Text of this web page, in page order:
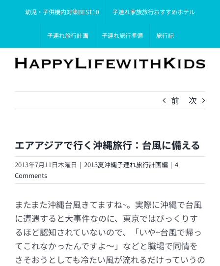
幼児・子供機内対策BEST10 子連れ家族旅行おすすめホテル
子連れ旅行計画 子連れ旅行準備 旅行記
前 次
エアアジアで行く沖縄旅行：台風に備える
2013年7月11日木曜日 | 2013夏沖縄子連れ旅行計画編 | 4
Comments
またまた沖縄台風きてますね~。実際に沖縄で台風
に遭遇すると大事件なのに、東京ではびっくりす
るほど認知されていないので、「いや~台風で帰っ
てこれなかったんですよ～」などと職場で同情を
さそおうとしても冷たい風が流れるだけっていうの